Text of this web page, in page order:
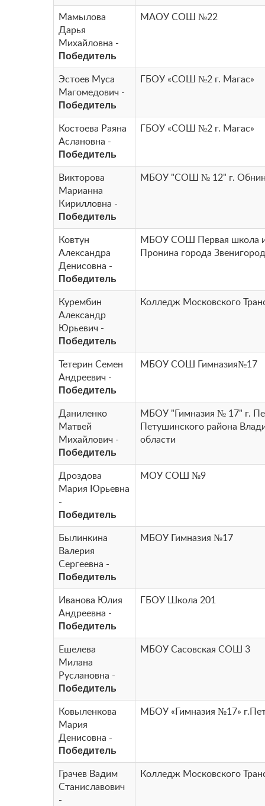
Мамылова
Дарья
Михайловна -
Победитель
МАОУ СОШ №22
Эстоев Муса
Магомедович -
Победитель
ГБОУ «СОШ №2 г. Магас»
Костоева Раяна
Аслановна -
Победитель
ГБОУ «СОШ №2 г. Магас»
Викторова
Марианна
Кирилловна -
Победитель
МБОУ "СОШ № 12" г.
Ковтун
Александра
Денисовна -
Победитель
МБОУ СОШ Первая школа
Пронина города
Курембин
Александр
Юрьевич -
Победитель
Колледж Московского
Тетерин Семен
Андреевич -
Победитель
МБОУ СОШ Гимназия№17
Даниленко
Матвей
Михайлович -
Победитель
МБОУ "Гимназия № 17" г.
Петушинского района
области
Дроздова
Мария Юрьевна
-
Победитель
МОУ СОШ №9
Былинкина
Валерия
Сергеевна -
Победитель
МБОУ Гимназия №17
Иванова Юлия
Андреевна -
Победитель
ГБОУ Школа 201
Ешелева
Милана
Руслановна -
Победитель
МБОУ Сасовская СОШ 3
Ковыленкова
Мария
Денисовна -
Победитель
МБОУ «Гимназия №17»
Грачев Вадим
Станиславович
-
Колледж Московского